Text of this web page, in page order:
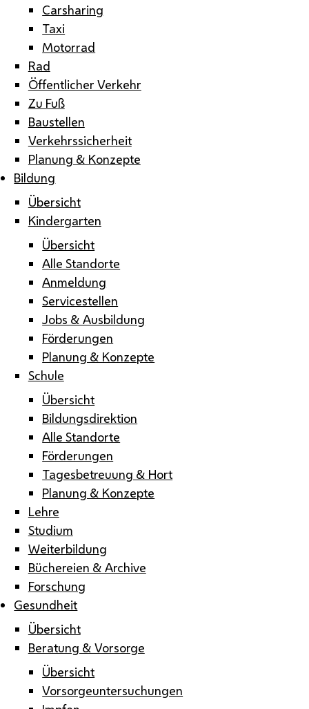
Carsharing
Taxi
Motorrad
Rad
Öffentlicher Verkehr
Zu Fuß
Baustellen
Verkehrssicherheit
Planung & Konzepte
Bildung
Übersicht
Kindergarten
Übersicht
Alle Standorte
Anmeldung
Servicestellen
Jobs & Ausbildung
Förderungen
Planung & Konzepte
Schule
Übersicht
Bildungsdirektion
Alle Standorte
Förderungen
Tagesbetreuung & Hort
Planung & Konzepte
Lehre
Studium
Weiterbildung
Büchereien & Archive
Forschung
Gesundheit
Übersicht
Beratung & Vorsorge
Übersicht
Vorsorgeuntersuchungen